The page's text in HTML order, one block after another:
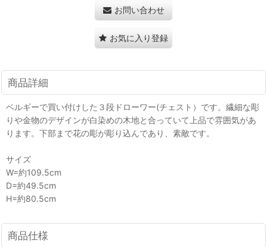
お問い合わせ
お気に入り登録
商品詳細
ベルギーで買い付けした３段ドローワー(チェスト）です。繊細な彫
りや金物のデザインが白染めの木地と合っていて上品で雰囲気があ
ります。下部まで花の彫が彫り込んであり、素敵です。
サイズ
W=約109.5cm
D=約49.5cm
H=約80.5cm
商品仕様